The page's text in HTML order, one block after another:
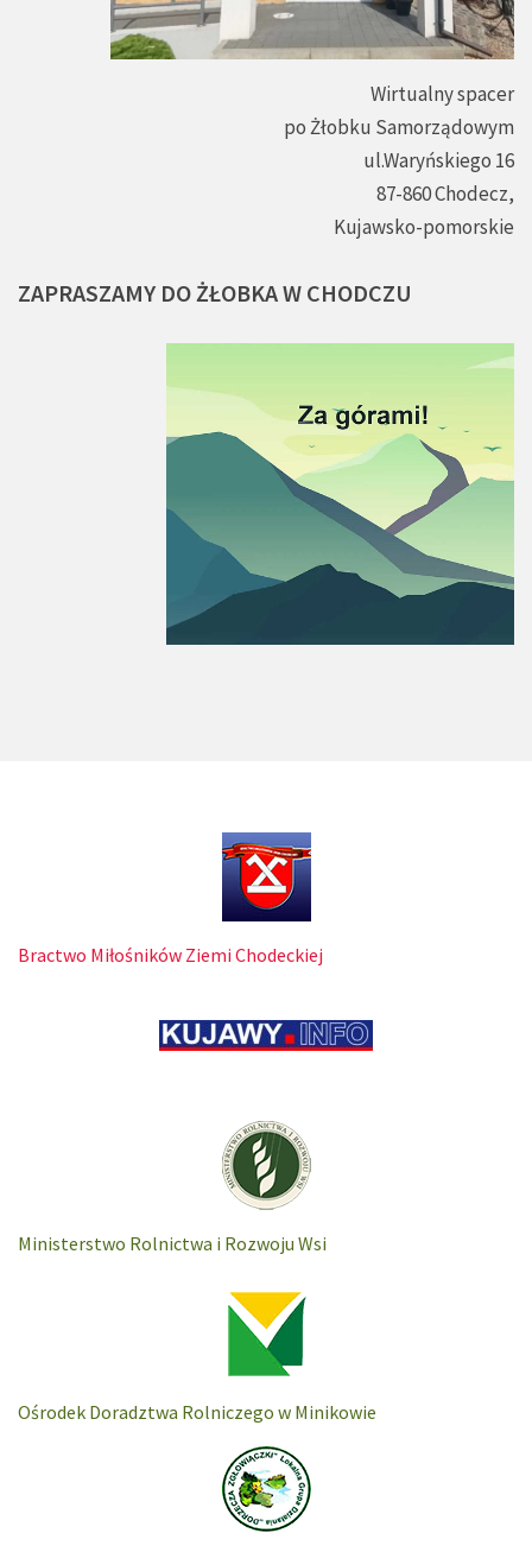
Wirtualny spacer
po Żłobku Samorządowym
ul.Waryńskiego 16
87-860 Chodecz,
Kujawsko-pomorskie
ZAPRASZAMY DO ŻŁOBKAW CHODCZU
Bractwo Miłośników Ziemi Chodeckiej
Ministerstwo Rolnictwa i Rozwoju Wsi
Ośrodek Doradztwa Rolniczego w Minikowie